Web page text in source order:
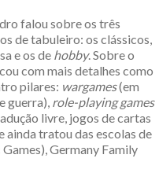
falou sobre os três
de tabuleiro: os clássicos,
e os de hobby. Sobre o
com mais detalhes como
pilares: wargames(em
guerra), role-playing games
livre, jogos de cartas
tratou das escolas de
Germany Family